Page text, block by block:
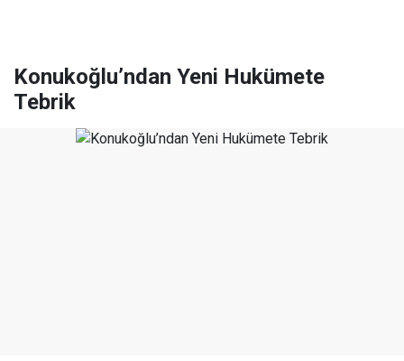
Konukoğlu’ndan Yeni Hukümete
Tebrik